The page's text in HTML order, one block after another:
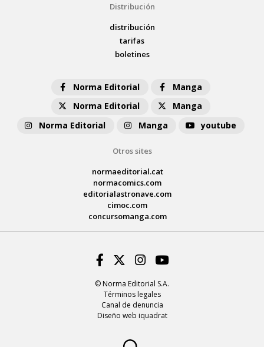
Distribución
distribución
tarifas
boletines
Norma Editorial
Manga
Norma Editorial
Manga
Norma Editorial
Manga youtube
Otros sites
normaeditorial.cat
normacomics.com
editorialastronave.com
cimoc.com
concursomanga.com
© Norma Editorial S.A.
Términos legales
Canal de denuncia
Diseño web iquadrat
Facebook
Twitter
Instagram
Youtube